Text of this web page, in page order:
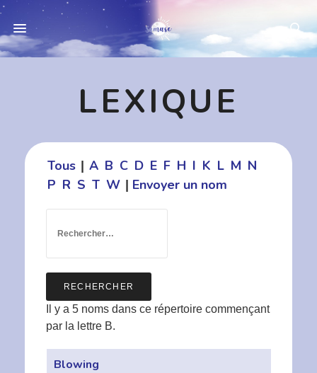
LEXIQUE
Tous A B C D E F H I K L M N
P R S T W Envoyer un nom
Il y a 5 noms dans ce répertoire commençant
par la lettre B.
Blowing